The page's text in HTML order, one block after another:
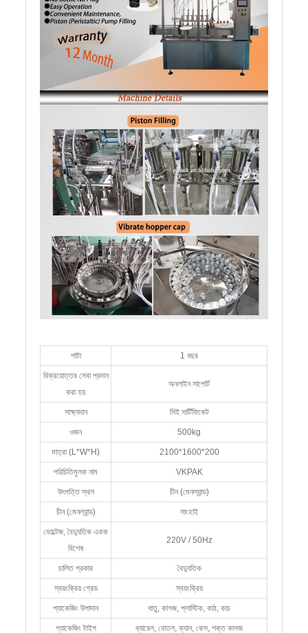
পাটা 1 বছর
বিক্রয়োত্তর সেবা প্রদান
করা হয়
অনলাইন সাপোর্ট
সাক্ষ্যদান সিই সার্টিফিকেট
ওজন 500kg
মাত্রা (L*W*H) 2100*1600*200
পরিচিতিমুলক নাম VKPAK
উৎপত্তি স্থল চীন (মেনল্যান্ড)
চীন (মেনল্যান্ড) সাংহাই
ভোল্টেজ, বৈদ্যুতিক একক
বিশেষ
220V / 50Hz
চালিত প্রকার বৈদ্যুতিক
স্বয়ংক্রিয় গ্রেড স্বয়ংক্রিয়
প্যাকেজিং উপাদান ধাতু, কাগজ, প্লাস্টিক, কাঠ, কাচ
প্যাকেজিং টাইপ ব্যারেল, বোতল, ক্যান, কেস, শক্ত কাগজ